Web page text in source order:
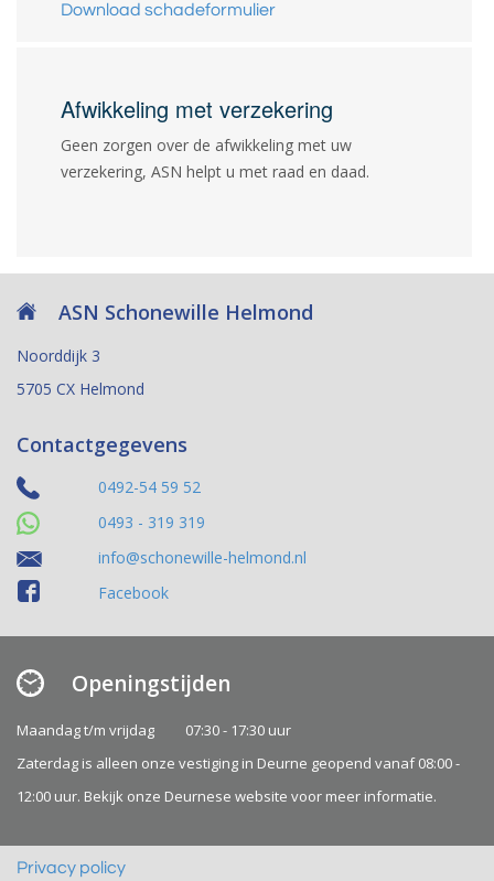
Download schadeformulier
Afwikkeling met verzekering
Geen zorgen over de afwikkeling met uw
verzekering, ASN helpt u met raad en daad.
ASN Schonewille Helmond
Noorddijk 3
5705 CX Helmond
Contactgegevens
0492-54 59 52
0493 - 319 319
info@schonewille-helmond.nl
Facebook
Openingstijden
Maandag t/m vrijdag
07:30 - 17:30 uur
Zaterdag is alleen onze vestiging in Deurne geopend vanaf 08:00 -
12:00 uur. Bekijk onze Deurnese website voor meer informatie.
Privacy policy